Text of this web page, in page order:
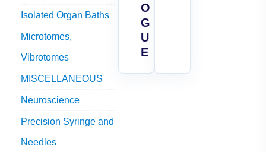
Isolated Organ Baths
Microtomes,
Vibrotomes
MISCELLANEOUS
Neuroscience
Precision Syringe and
Needles
O
G
U
E